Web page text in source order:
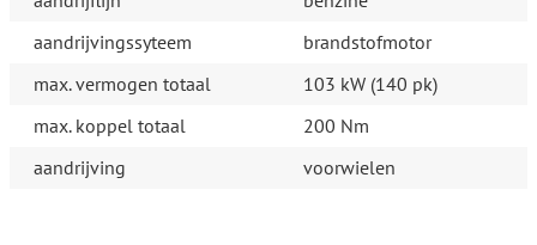
aandrijvingssyteem
brandstofmotor
max. vermogen totaal
103 kW (140 pk)
max. koppel totaal
200 Nm
aandrijving
voorwielen